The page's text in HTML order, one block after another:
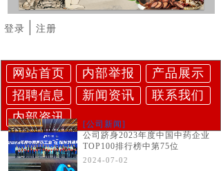
登录 | 注册
网站首页 内部举报
产品展示
招聘信息
新闻资讯
联系我们
内部资讯
[公司新闻]
公司跻身2023年度中国中药企业
TOP100排行榜中第75位
2024-07-02